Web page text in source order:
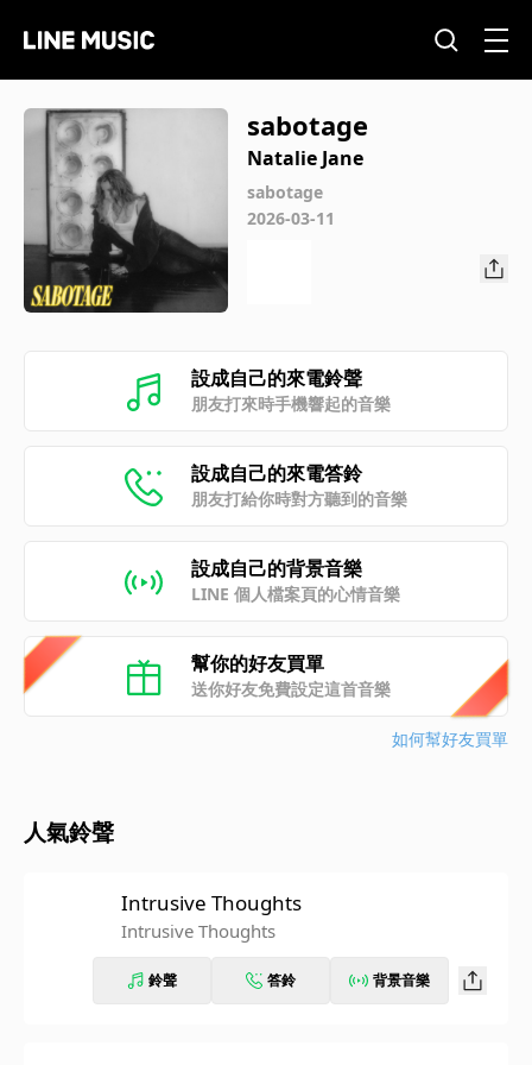
sabotage
Natalie Jane
sabotage
2026-03-11
設成自己的來電鈴聲
朋友打來時手機響起的音樂
設成自己的來電答鈴
朋友打給你時對方聽到的音樂
設成自己的背景音樂
LINE 個人檔案頁的心情音樂
幫你的好友買單
送你好友免費設定這首音樂
如何幫好友買單
人氣鈴聲
Intrusive Thoughts
Intrusive Thoughts
鈴聲 答鈴 背景音樂